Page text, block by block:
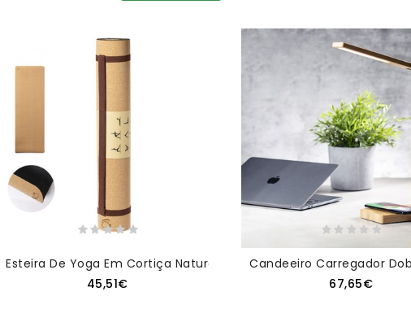
Esteira De Yoga Em Cortiça Natural Personalizado
45,51€
Candeeiro Carregador
67,65€